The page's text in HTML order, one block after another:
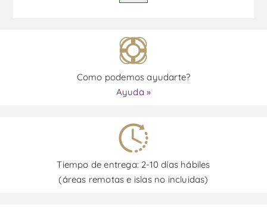
Como podemos ayudarte?
Ayuda »
Tiempo de entrega: 2-10 días hábiles
(áreas remotas e islas no incluidas)